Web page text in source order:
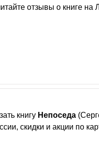
отзывы о книге на
книгу Непоседа
скидки и акции по